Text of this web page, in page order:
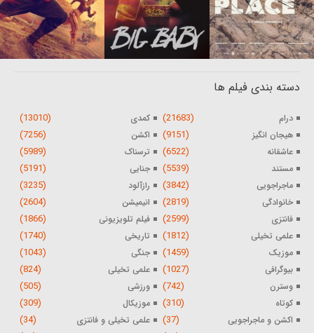
دسته بندی فیلم ها
درام (21683) کمدی (13010)
هیجان انگیز (9151) اکشن (7256)
عاشقانه (6522) ترسناک (5989)
مستند (5539) جنایی (5191)
ماجراجویی (3842) رازآلود (3235)
خانوادگی (2819) انیمیشن (2604)
فانتزی (2599) فیلم تلویزیونی (1866)
علمی تخیلی (1812) تاریخی (1740)
موزیک (1459) جنگی (1043)
بیوگرافی (1027) علمی تخیلی (824)
وسترن (742) ورزشی (505)
کوتاه (310) موزیکال (309)
اکشن و ماجراجویی (37) علمی تخیلی و فانتزی (34)